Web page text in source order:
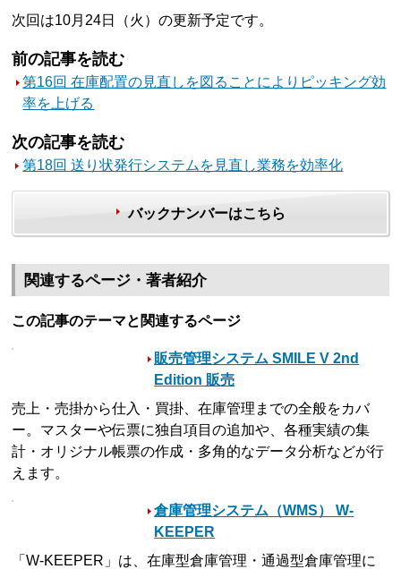
次回は10月24日（火）の更新予定です。
前の記事を読む
第16回 在庫配置の見直しを図ることによりピッキング効
率を上げる
次の記事を読む
第18回 送り状発行システムを見直し業務を効率化
バックナンバーはこちら
関連するページ・著者紹介
この記事のテーマと関連するページ
販売管理システム SMILE V 2nd
Edition 販売
売上・売掛から仕入・買掛、在庫管理までの全般をカバ
ー。マスターや伝票に独自項目の追加や、各種実績の集
計・オリジナル帳票の作成・多角的なデータ分析などが行
えます。
倉庫管理システム（WMS） W-
KEEPER
「W-KEEPER」は、在庫型倉庫管理・通過型倉庫管理に